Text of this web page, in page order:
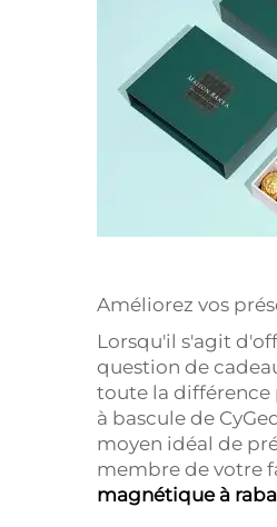
Améliorez vos
Lorsqu'il s'agit
question de
toute la différence
à bascule de
moyen idéal de
membre de votre
magnétique à